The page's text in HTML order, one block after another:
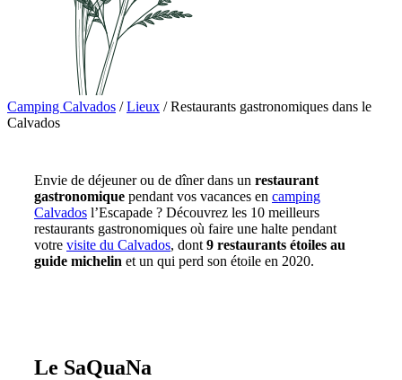
Camping Calvados /Lieux /Restaurants gastronomiques dans le
Calvados
Envie de déjeuner ou de dîner dans un restaurant
gastronomique pendant vos vacances en camping
Calvados l’Escapade ? Découvrez les 10 meilleurs
restaurants gastronomiques où faire une halte pendant
votre visite du Calvados, dont 9 restaurants étoiles au
guide michelin et un qui perd son étoile en 2020.
Le SaQuaNa